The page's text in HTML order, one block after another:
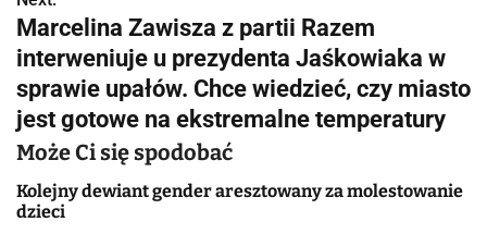
i
g
a
c
a
Marcelina Zawisza z partii Razem
interweniuje u prezydenta Jaśkowiaka w
sprawie upałów. Chce wiedzieć, czy miasto
jest gotowe na ekstremalne temperatury
Może Ci się spodobać
Kolejny dewiant gender aresztowany za molestowanie
dzieci